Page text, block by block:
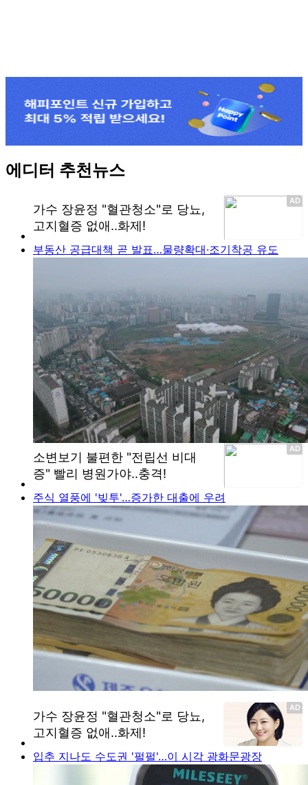
에디터 추천뉴스
부동산 공급대책 곧 발표…물량확대·조기착공 유도
주식 열풍에 '빚투'…증가한 대출에 우려
입추 지나도 수도권 '펄펄'…이 시각 광화문광장